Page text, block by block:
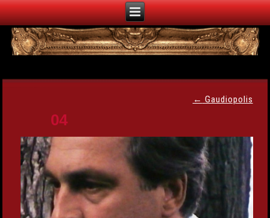
← Gaudiopolis
04